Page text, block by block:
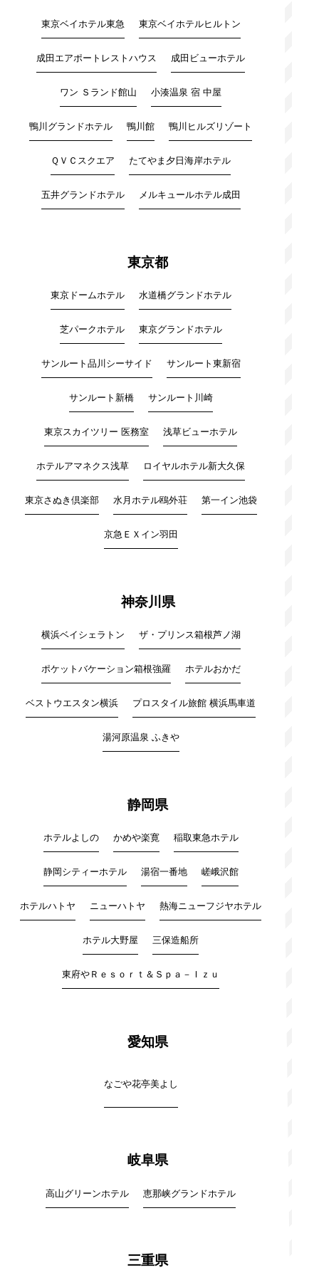
東京ベイホテル東急 東京ベイホテルヒルトン
成田エアポートレストハウス 成田ビューホテル
ワン Ｓランド館山 小湊温泉 宿 中屋
鴨川グランドホテル 鴨川館 鴨川ヒルズリゾート
ＱＶＣスクエア たてやま夕日海岸ホテル
五井グランドホテル メルキュールホテル成田
東京都
東京ドームホテル 水道橋グランドホテル
芝パークホテル 東京グランドホテル
サンルート品川シーサイド サンルート東新宿
サンルート新橋 サンルート川崎
東京スカイツリー 医務室 浅草ビューホテル
ホテルアマネクス浅草 ロイヤルホテル新大久保
東京さぬき倶楽部 水月ホテル鴎外荘 第一イン池袋
京急ＥＸイン羽田
神奈川県
横浜ベイシェラトン ザ・プリンス箱根芦ノ湖
ポケットバケーション箱根強羅 ホテルおかだ
ベストウエスタン横浜 プロスタイル旅館 横浜馬車道
湯河原温泉 ふきや
静岡県
ホテルよしの かめや楽寛 稲取東急ホテル
静岡シティーホテル 湯宿一番地 嵯峨沢館
ホテルハトヤ ニューハトヤ 熱海ニューフジヤホテル
ホテル大野屋 三保造船所
東府やＲｅｓｏｒｔ＆Ｓｐａ－Ｉｚｕ
愛知県
なごや花亭美よし
岐阜県
高山グリーンホテル 恵那峡グランドホテル
三重県